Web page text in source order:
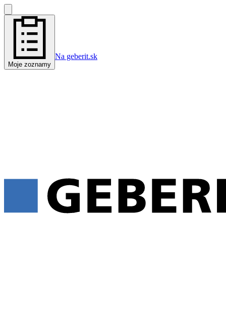
Moje zoznamy
Na geberit.sk